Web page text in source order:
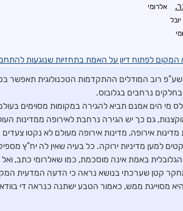
אלרומי
יובל
לפתוח דיון על האמת בתחזיות שנוגעות
שע"פ רוב המודלים ההתקדמות הטכנולוגית
נרחבים בגלובוס.
מי הים אמנם תביא להגירה במקומות מסוימים
גם כך יש הגירה נרחבת לאירופה ממדינות
אירופה, מדינות אירופה מעולם לא נקטו צעדים
למען מדיניות ירוקה. כל בעיה שאין לה יח"ץ
באמת אינה מוסכמת, כמו שאלרומי כתב,
קטן שערכתי בנושא נראה כי הדעה המדעית
מסוייגת ממש, כאמור הטבע ישתנה כנראה די